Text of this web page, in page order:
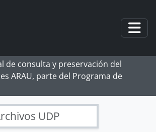
de consulta y preservación del
ARAU, parte del Programa de
UDP